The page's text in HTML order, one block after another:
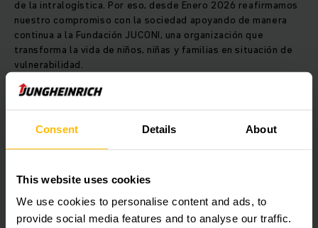
Consent Details About
This website uses cookies
We use cookies to personalise content and ads, to
provide social media features and to analyse our traffic.
de la intralogística. Por eso, desde Enero 2026 reafirmamos
nuestro compromiso con la sociedad apoyando de manera
continua a la Fundación JUCONI, una organización que
transforma la vida de niños, niñas y familias en situación de
vulnerabilidad.
promueven entornos seguros, educación y oportunidades
para un mejor futuro. Este compromiso no solo nace desde la
Nuestros colaboradores participan activamente sumándose
con aportes voluntarios, demostrando que cuando
trabajamos juntos, el cambio es posible.